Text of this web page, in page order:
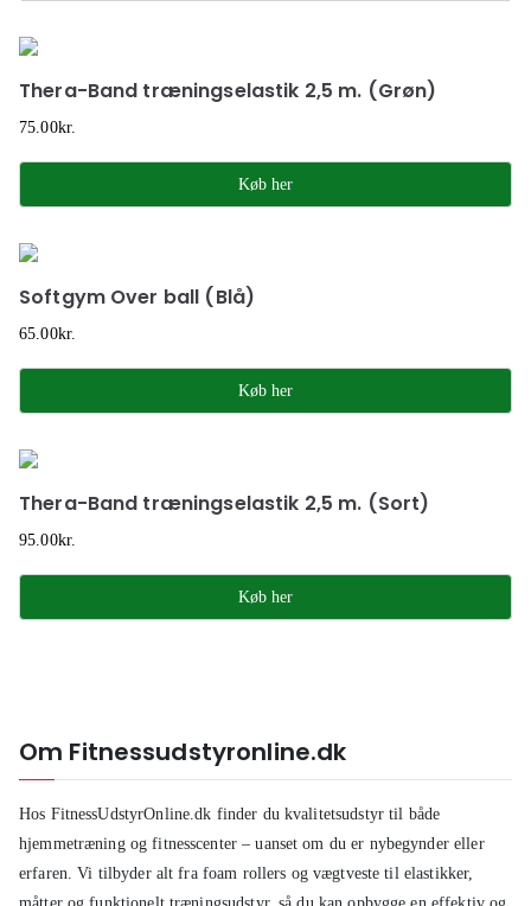
Thera-Band træningselastik 2,5 m. (Grøn)
75.00kr.
Køb her
Softgym Over ball (Blå)
65.00kr.
Køb her
Thera-Band træningselastik 2,5 m. (Sort)
95.00kr.
Køb her
Om Fitnessudstyronline.dk
Hos FitnessUdstyrOnline.dk finder du kvalitetsudstyr til både
hjemmetræning og fitnesscenter – uanset om du er nybegynder eller
erfaren. Vi tilbyder alt fra foam rollers og vægtveste til elastikker,